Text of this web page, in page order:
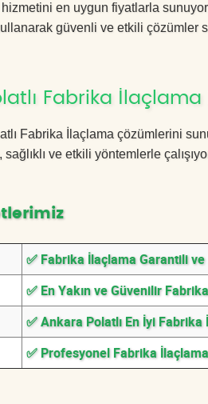
en uygun fiyatlarla
güvenli ve etkili çözümler
Fabrika İlaçlama
Fabrika İlaçlama çözümlerini
ve etkili yöntemlerle
✅ Fabrika İlaçlama Garantili
✅ En Yakın ve Güvenilir
✅ Ankara Polatlı En İyi
✅ Profesyonel Fabrika